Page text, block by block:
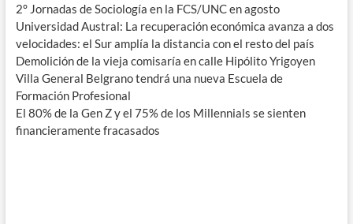
2° Jornadas de Sociología en la FCS/UNC en agosto
Universidad Austral: La recuperación económica avanza a dos
velocidades: el Sur amplía la distancia con el resto del país
Demolición de la vieja comisaría en calle Hipólito Yrigoyen
Villa General Belgrano tendrá una nueva Escuela de
Formación Profesional
El 80% de la Gen Z y el 75% de los Millennials se sienten
financieramente fracasados